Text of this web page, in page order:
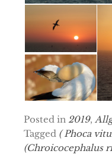
Posted in 2019,
Tagged ( Phoca
(Chroicocephalus